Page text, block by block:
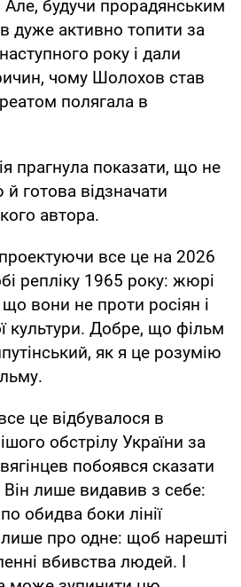
Але, будучи прорадянським
дуже активно топити за
року і дали
чому Шолохов став
полягала в
прагнула показати, що не
готова відзначати
автора.
все це на 2026
репліку 1965 року: жюрі
вони не проти росіян і
культури. Добре, що фільм
як я це розумію
це відбувалося в
обстрілу України за
побоявся сказати
лише видавив з себе:
обидва боки лінії
лише про одне: щоб нарешті
вбивства людей. І